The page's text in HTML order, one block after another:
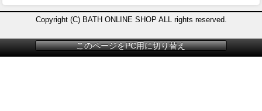
Copyright (C) BATH ONLINE SHOP ALL rights reserved.
このページをPC用に切り替え